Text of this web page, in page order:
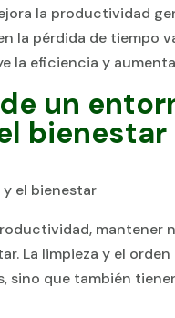
la productividad
la pérdida de tiempo
la eficiencia y
un
bienestar
La limpieza y el
sino que también